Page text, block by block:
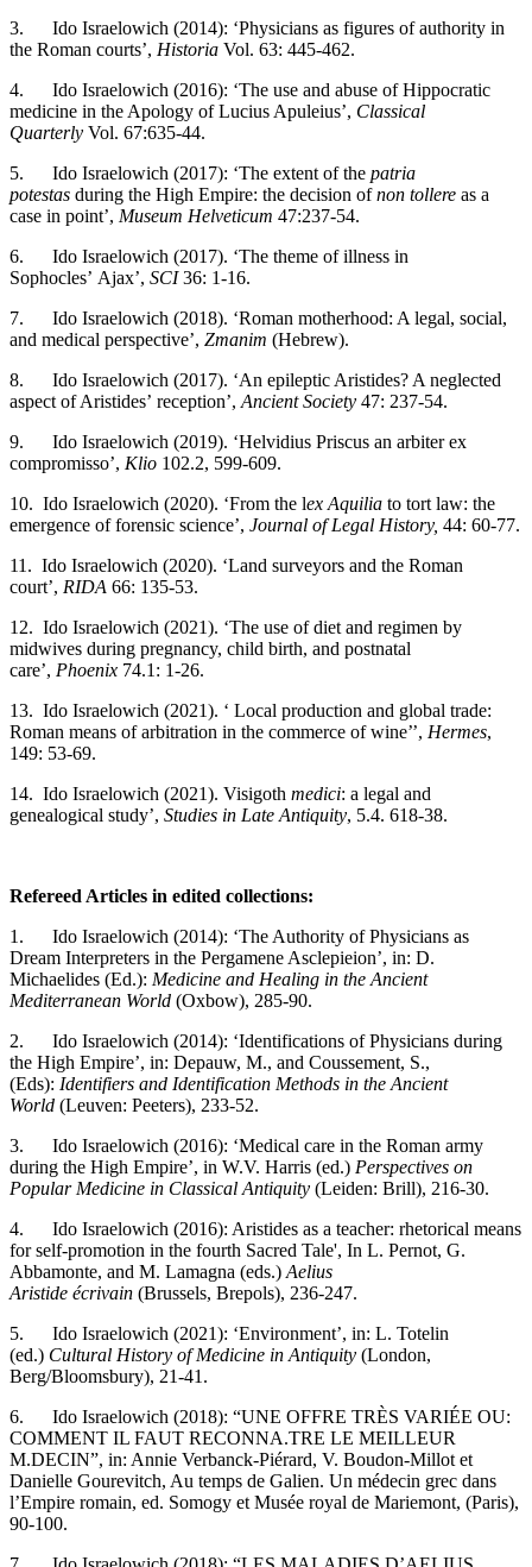
3. Ido Israelowich (2014): ‘Physicians as figures of authority in
the Roman courts’, Historia Vol. 63: 445-462.
4. Ido Israelowich (2016): ‘The use and abuse of Hippocratic
medicine in the Apology of Lucius Apuleius’, Classical
Quarterly Vol. 67:635-44.
5. Ido Israelowich (2017): ‘The extent of the patria
potestas during the High Empire: the decision ofnon tollere as a
case in point’, Museum Helveticum 47:237-54.
6. Ido Israelowich (2017). ‘The theme of illness in
Sophocles’ Ajax’, SCI36: 1-16.
7. Ido Israelowich (2018). ‘Roman motherhood: A legal, social,
and medical perspective’, Zmanim (Hebrew).
8. Ido Israelowich (2017). ‘An epileptic Aristides? A neglected
aspect of Aristides’ reception’, Ancient Society 47: 237-54.
9. Ido Israelowich (2019). ‘Helvidius Priscus an arbiter ex
compromisso’, Klio 102.2, 599-609.
10. Ido Israelowich (2020). ‘From the lex Aquilia to tort law: the
emergence of forensic science’, Journal of Legal History, 44: 60-77.
11. Ido Israelowich (2020). ‘Land surveyors and the Roman
court’, RIDA 66: 135-53.
12. Ido Israelowich (2021). ‘The use of diet and regimen by
midwives during pregnancy, child birth, and postnatal
care’, Phoenix 74.1: 1-26.
13. Ido Israelowich (2021). ‘ Local production and global trade:
Roman means of arbitration in the commerce of wine’’, Hermes,
149: 53-69.
14. Ido Israelowich (2021). Visigoth medici: a legal and
genealogical study’, Studies in Late Antiquity, 5.4. 618-38.
Refereed Articles in edited collections:
1. Ido Israelowich (2014): ‘The Authority of Physicians as
Dream Interpreters in the Pergamene Asclepieion’, in: D.
Michaelides (Ed.): Medicine and Healing in the Ancient
Mediterranean World (Oxbow), 285-90.
2. Ido Israelowich (2014): ‘Identifications of Physicians during
the High Empire’, in: Depauw, M., and Coussement, S.,
(Eds): Identifiers and Identification Methods in the Ancient
World (Leuven: Peeters), 233-52.
3. Ido Israelowich (2016): ‘Medical care in the Roman army
during the High Empire’, in W.V. Harris (ed.) Perspectives on
Popular Medicine in Classical Antiquity (Leiden: Brill), 216-30.
4. Ido Israelowich (2016): Aristides as a teacher: rhetorical means
for self-promotion in the fourth Sacred Tale', In L. Pernot, G.
Abbamonte, and M. Lamagna (eds.) Aelius
Aristide écrivain (Brussels, Brepols), 236-247.
5. Ido Israelowich (2021): ‘Environment’, in: L. Totelin
(ed.) Cultural History of Medicine in Antiquity (London,
Berg/Bloomsbury), 21-41.
6. Ido Israelowich (2018): “UNE OFFRE TRÈS VARIÉE OU:
COMMENT IL FAUT RECONNA.TRE LE MEILLEUR
M.DECIN”, in: Annie Verbanck-Piérard, V. Boudon-Millot et
Danielle Gourevitch, Au temps de Galien. Un médecin grec dans
l’Empire romain, ed. Somogy et Musée royal de Mariemont, (Paris),
90-100.